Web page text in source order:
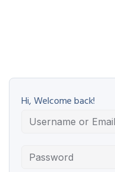
Hi, Welcome back!